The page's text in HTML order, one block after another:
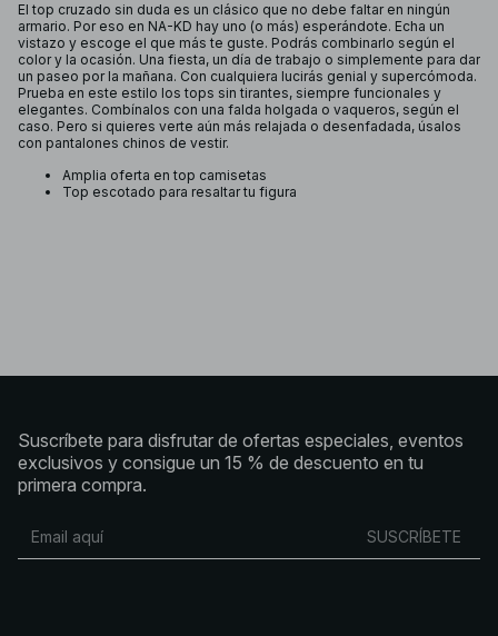
El top cruzado sin duda es un clásico que no debe faltar en ningún
armario. Por eso en NA-KD hay uno (o más) esperándote. Echa un
vistazo y escoge el que más te guste. Podrás combinarlo según el
color y la ocasión. Una fiesta, un día de trabajo o simplemente para dar
un paseo por la mañana. Con cualquiera lucirás genial y supercómoda.
Prueba en este estilo los tops sin tirantes, siempre funcionales y
elegantes. Combínalos con una falda holgada o vaqueros, según el
caso. Pero si quieres verte aún más relajada o desenfadada, úsalos
con pantalones chinos de vestir.
Amplia oferta en top camisetas
Top escotado para resaltar tu figura
Suscríbete para disfrutar de ofertas especiales, eventos
exclusivos y consigue un 15 % de descuento en tu
primera compra.
SUSCRÍBETE